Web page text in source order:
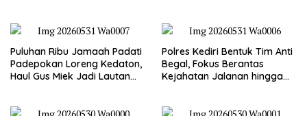
Puluhan Ribu Jamaah Padati
Padepokan Loreng Kedaton,
Haul Gus Miek Jadi Lautan
Polres Kediri Bentuk Tim Anti
Begal, Fokus Berantas
Kejahatan Jalanan hingga